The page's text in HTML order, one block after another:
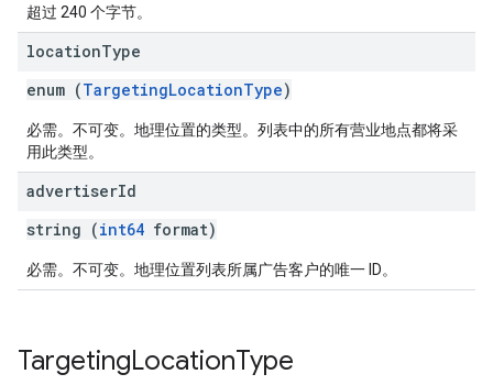
超过 240 个字节。
locationType
enum (TargetingLocationType)
必需。不可变。地理位置的类型。列表中的所有营业地点都将采
用此类型。
advertiserId
string (int64 format)
必需。不可变。地理位置列表所属广告客户的唯一 ID。
TargetingLocationType